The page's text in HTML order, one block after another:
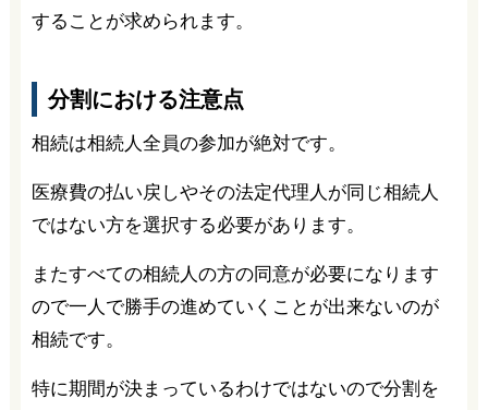
することが求められます。
分割における注意点
相続は相続人全員の参加が絶対です。
医療費の払い戻しやその法定代理人が同じ相続人
ではない方を選択する必要があります。
またすべての相続人の方の同意が必要になります
ので一人で勝手の進めていくことが出来ないのが
相続です。
特に期間が決まっているわけではないので分割を